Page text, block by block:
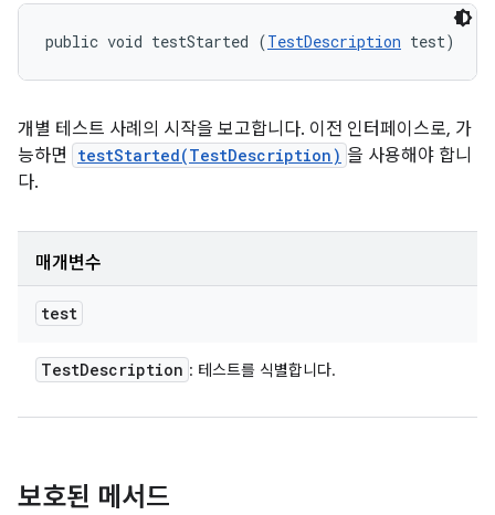
public void testStarted (TestDescription test)
개별 테스트 사례의 시작을 보고합니다. 이전 인터페이스로, 가
능하면
testStarted(TestDescription) 을 사용해야 합니
다.
매개변수
test
TestDescription : 테스트를 식별합니다.
보호된 메서드